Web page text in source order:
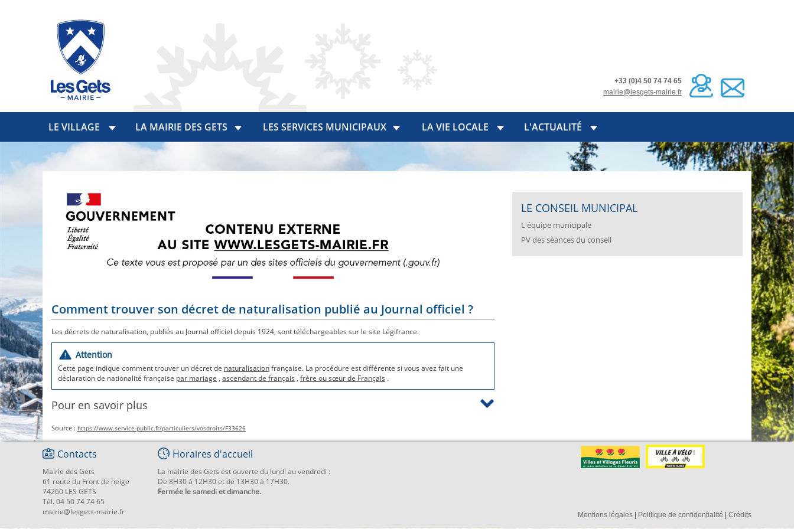
+33 (0)4 50 74 74 65
mairie@lesgets-mairie.fr
LE VILLAGE LA MAIRIE DES GETS LES SERVICES MUNICIPAUX LA VIE LOCALE L'ACTUALITÉ
Comment trouver son décret de naturalisation publié au Journal officiel ?
Les décrets de naturalisation, publiés au Journal officiel depuis 1924, sont téléchargeables sur le site Légifrance.
Attention
Cette page indique comment trouver un décret de naturalisationfrançaise. La procédure est différente si vous avez fait une
déclaration de nationalité française par mariage , ascendant de français , frère ou sœur de Français .
Pour en savoir plus
Source : https://www.service-public.fr/particuliers/vosdroits/F33626
LE CONSEIL MUNICIPAL
L'équipe municipale
PV des séances du conseil
Contacts
Mairie des Gets
61 route du Front de neige
74260 LES GETS
Tél. 04 50 74 74 65
mairie@lesgets-mairie.fr
Horaires d'accueil
La mairie des Gets est ouverte du lundi au vendredi :
De 8H30 à 12H30 et de 13H30 à 17H30.
Fermée le samedi et dimanche.
Mentions légales Politique de confidentialité Crédits